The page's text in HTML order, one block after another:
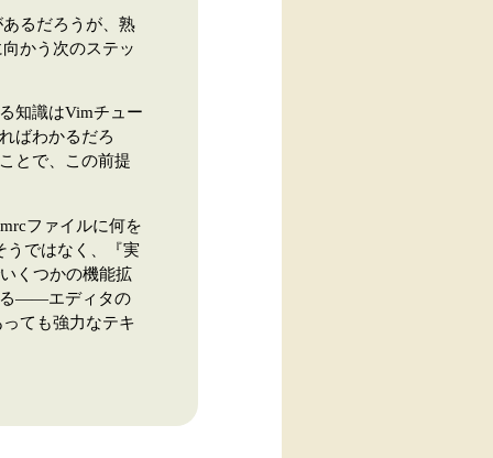
るだろうが、熟
かう次のステッ
知識はVimチュー
ばわかるだろ
とで、この前提
ファイルに何を
うではなく、『実
くつかの機能拡
る――エディタの
ても強力なテキ